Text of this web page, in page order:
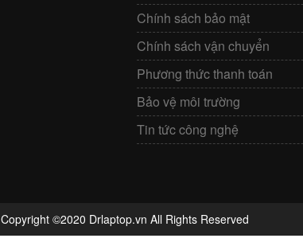
Chính sách bảo mật
Chính sách vận chuyển
Phương thức thanh toán
Bảo vệ môi trường
Tin tức công nghệ
Copyright ©2020 Drlaptop.vn All Rights Reserved